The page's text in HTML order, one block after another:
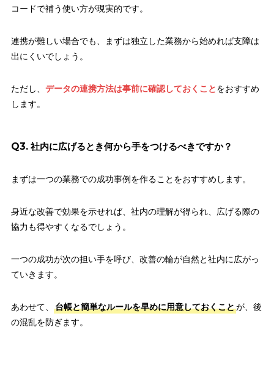
コードで補う使い方が現実的です。
連携が難しい場合でも、まずは独立した業務から始めれば支障は
出にくいでしょう。
ただし、 データの連携方法は事前に確認しておくことをおすすめ
します。
Q3. 社内に広げるとき何から手をつけるべきですか？
まずは一つの業務での成功事例を作ることをおすすめします。
身近な改善で効果を示せれば、社内の理解が得られ、広げる際の
協力も得やすくなるでしょう。
一つの成功が次の担い手を呼び、改善の輪が自然と社内に広がっ
ていきます。
あわせて、 台帳と簡単なルールを早めに用意しておくことが、後
の混乱を防ぎます。